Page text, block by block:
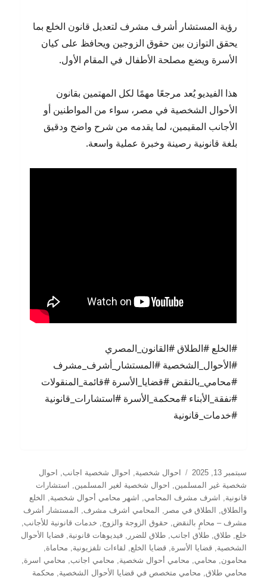
رؤية المستشار أشرف مشرف لتعديل قانون الخلع بما
يحقق التوازن بين حقوق الزوجين ويحافظ على كيان
الأسرة ويضع مصلحة الأطفال في المقام الأول.
هذا الفيديو يُعد مرجعًا مهمًا لكل المهتمين بقانون
الأحوال الشخصية في مصر، سواء من المواطنين أو
الأجانب المقيمين، لما يقدمه من شرح واضح ودقيق
بلغة قانونية رصينة وخبرة عملية واسعة.
#الخلع #الطلاق #القانون_المصري
#الأحوال_الشخصية #المستشار_أشرف_مشرف
#محامي_بالنقض #قضايا_الأسرة #قائمة_المنقولات
#نفقة_الأبناء #محكمة_الأسرة #استشارات_قانونية
#خدمات_قانونية
نُشرت
في
سبتمبر 13, 2025 التصنيفات
احوال شخصية احوال شخصية اجانب
احوال
شخصية غير المسلمين
احوال شخصية لغير المسلمين
استشارات
قانونية
اشرف مشرف المحامي اشهر محامي أحوال شخصية
الخلع
والطلاق
الطلاق في مصر المحامي اشرف مشرف
المستشار أشرف
مشرف – محامٍ بالنقض
حقوق الزوجة والزوج خدمات قانونية للأجانب
خلع ,طلاق ,طلاق اجانب ,طلاق للضرر ,فيديوهات قانونية ,قضايا الأحوال
الشخصية ,قضايا الأسرة ,قضايا الخلع لقاءات تلفزيونية محاماة
محامون
محامي محامي أحوال شخصية محامي اجانب محامي اسرة
محامي طلاق محامي متخصص في قضايا الأحوال الشخصية
محكمة